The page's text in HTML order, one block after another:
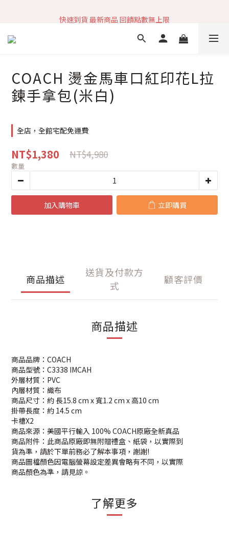
快速到貨 最新商品 回饋點數無上限
加入社群 獲取最新商品資訊
COACH 燙金馬車口紅印花L拉
鍊手拿包(米白)
全店，全館宅配免運費
NT$1,380 NT$4,980
數量
加入購物車 立即購買
商品描述
送貨及付款方
式
顧客評價
商品描述
商品品牌：COACH
商品型號：C3338 IMCAH
外層材質：PVC
內層材質：織布
商品尺寸：約 長15.8 cm x 寬1.2 cm x 高10 cm
掛帶長度：約 14.5 cm
卡槽X2
商品來源：美國平行輸入 100% COACH原廠全新真品
商品附件：此商品原廠即無附贈禮盒、紙袋，以實際到
貨為準，請於下單前務必了解本事項，謝謝!
商品圖檔顏色因電腦螢幕設定差異會略有不同，以實際
商品顏色為準，請見諒。
了解更多